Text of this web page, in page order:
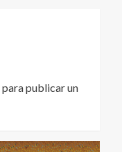
para publicar un